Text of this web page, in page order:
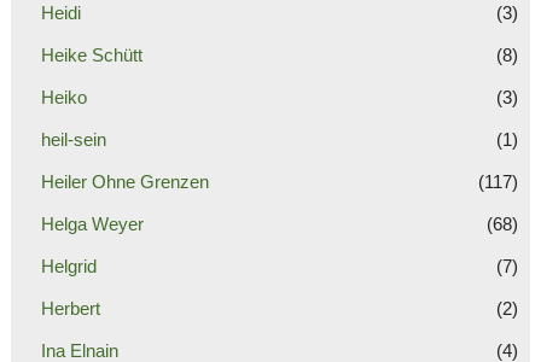
Heidi (3)
Heike Schütt (8)
Heiko (3)
heil-sein (1)
Heiler Ohne Grenzen (117)
Helga Weyer (68)
Helgrid (7)
Herbert (2)
Ina Elnain (4)